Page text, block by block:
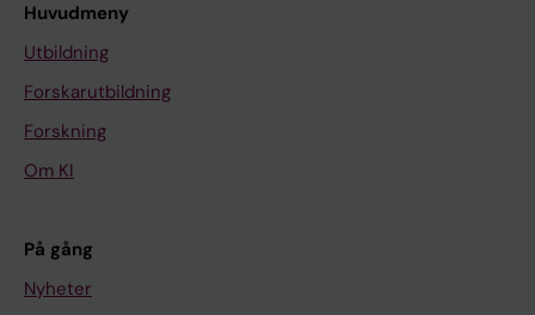
Huvudmeny
Utbildning
Forskarutbildning
Forskning
Om KI
På gång
Nyheter